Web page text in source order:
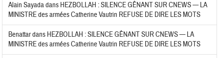
Alain Sayadadans HEZBOLLAH : SILENCE GÊNANT SUR CNEWS — LA
MINISTRE des armées Catherine Vautrin REFUSE DE DIRE LES MOTS
Benattardans HEZBOLLAH : SILENCE GÊNANT SUR CNEWS — LA
MINISTRE des armées Catherine Vautrin REFUSE DE DIRE LES MOTS